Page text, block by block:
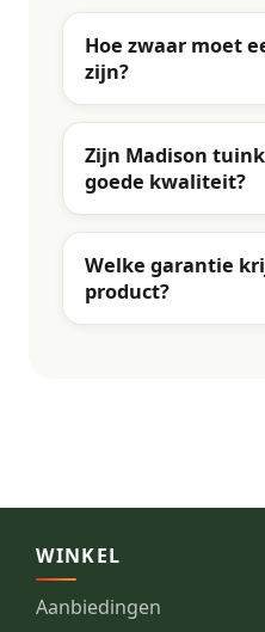
Hoe zwaar moet
zijn?
Zijn Madison
goede kwaliteit?
Welke garantie
product?
WINKEL
Aanbiedingen